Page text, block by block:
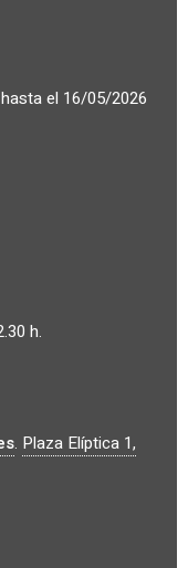
el 16/05/2026
h.
. Plaza Elíptica 1,